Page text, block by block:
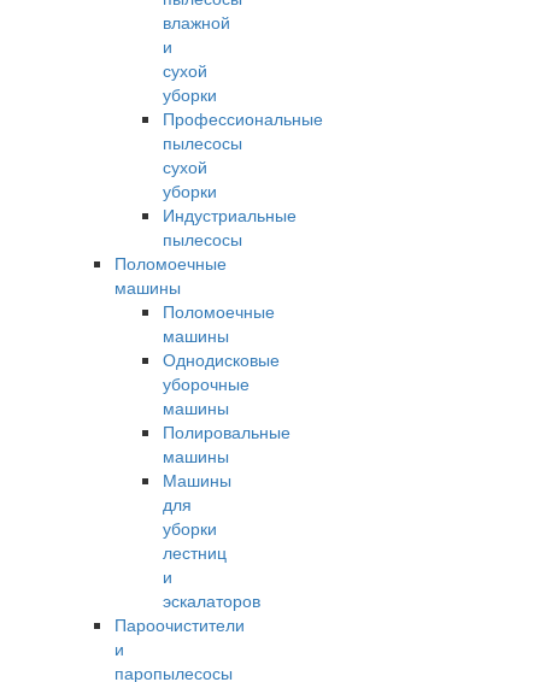
влажной
и
сухой
уборки
Профессиональные
пылесосы
сухой
уборки
Индустриальные
пылесосы
Поломоечные
машины
Поломоечные
машины
Однодисковые
уборочные
машины
Полировальные
машины
Машины
для
уборки
лестниц
и
эскалаторов
Пароочистители
и
паропылесосы